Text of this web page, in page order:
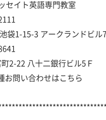
セイト英語専門教室
袋1-15-3 アークランドビル
2-22 八十二銀行ビル5Ｆ
お問い合わせはこちら